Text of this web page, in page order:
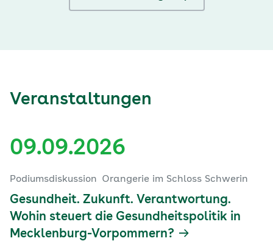
Veranstaltungen
09.09.2026
Podiumsdiskussion Orangerie im Schloss Schwerin
Gesundheit. Zukunft. Verantwortung.
Wohin steuert die Gesundheitspolitik in
Mecklenburg-Vorpommern?